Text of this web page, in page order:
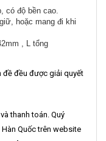
có độ bền cao.
hoặc mang đi khi
, L tổng
đề đều được giải quyết
thanh toán. Quý
Quốc trên website